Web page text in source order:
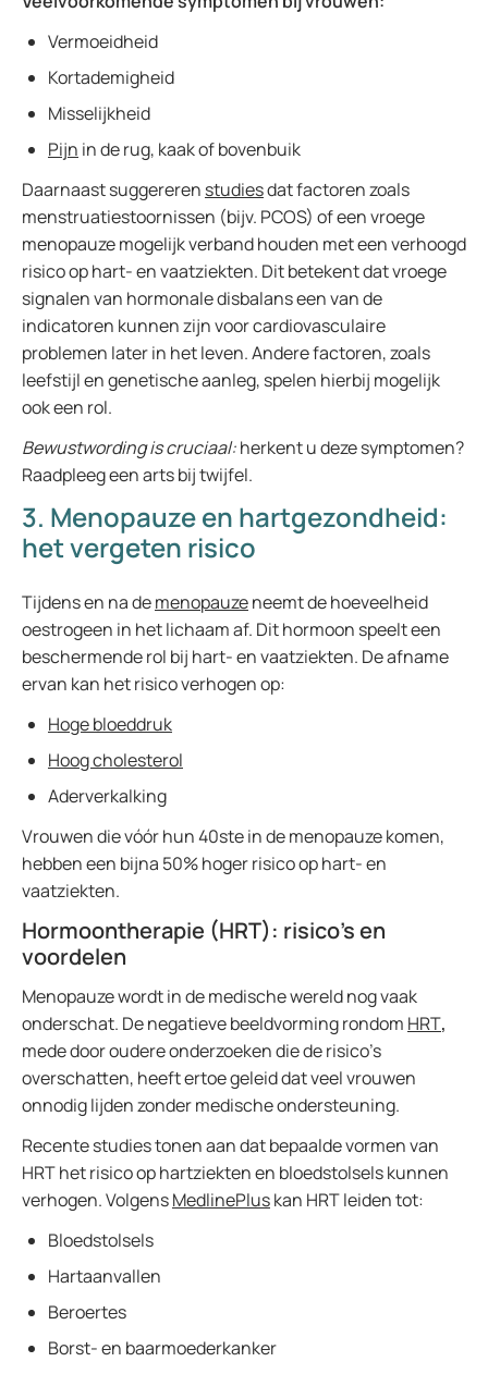
Vermoeidheid
Kortademigheid
Misselijkheid
Pijn in de rug, kaak of bovenbuik
Daarnaast suggereren studiesdat factoren zoals
menstruatiestoornissen (bijv. PCOS) of een vroege
menopauze mogelijk verband houden met een verhoogd
risico op hart- en vaatziekten. Dit betekent dat vroege
signalen van hormonale disbalans een van de
indicatoren kunnen zijn voor cardiovasculaire
problemen later in het leven. Andere factoren, zoals
leefstijl en genetische aanleg, spelen hierbij mogelijk
ook een rol.
Bewustwording is cruciaal:herkent u deze symptomen?
Raadpleeg een arts bij twijfel.
3. Menopauze en hartgezondheid:
het vergeten risico
Tijdens en na demenopauzeneemt de hoeveelheid
oestrogeen in het lichaam af. Dit hormoon speelt een
beschermende rol bij hart- en vaatziekten. De afname
ervan kan het risico verhogen op:
Hoge bloeddruk
Hoog cholesterol
Aderverkalking
Vrouwen die vóór hun 40ste in de menopauze komen,
hebben een bijna 50% hoger risico op hart- en
vaatziekten.
Hormoontherapie (HRT): risico’s en
voordelen
Menopauze wordt in de medische wereld nog vaak
onderschat. De negatieve beeldvorming rondom HRT,
mede door oudere onderzoeken die de risico’s
overschatten, heeft ertoe geleid dat veel vrouwen
onnodig lijden zonder medische ondersteuning.
Recente studies tonen aan dat bepaalde vormen van
HRT het risico op hartziekten en bloedstolsels kunnen
verhogen. VolgensMedlinePluskan HRT leiden tot:
Bloedstolsels
Hartaanvallen
Beroertes
Borst- en baarmoederkanker